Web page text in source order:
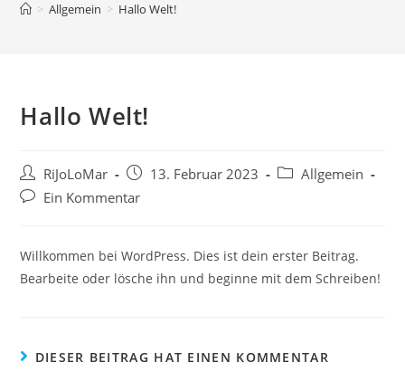
> Allgemein > Hallo Welt!
Hallo Welt!
Beitrags-
Autor:
RiJoLoMar
Beitrag
veröffentlicht:
13. Februar 2023
Beitrags-
Allgemein
Beitrags-
Ein Kommentar
Willkommen bei WordPress. Dies ist dein erster Beitrag.
Bearbeite oder lösche ihn und beginne mit dem Schreiben!
DIESER BEITRAG HAT EINEN KOMMENTAR